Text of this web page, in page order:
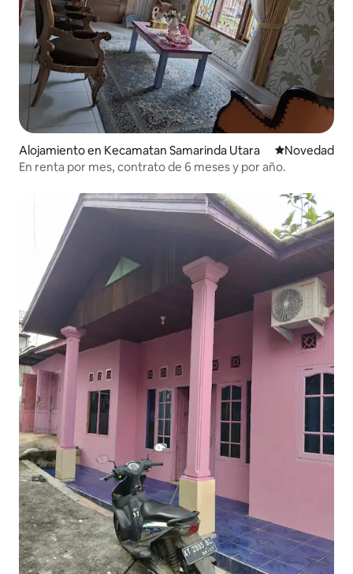
Alojamiento en Kecamatan Samarinda Utara Lugar para
Novedad
En renta por mes, contrato de 6 meses y por año.